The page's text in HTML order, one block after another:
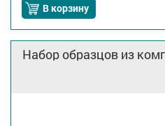
В корзину
Набор образцов из